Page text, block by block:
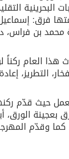
البحرينية
فرق: إسماعيل
بن فراس،
العام ركناً
التطريز،
حيث قدّم
بعجينة
وقدّم